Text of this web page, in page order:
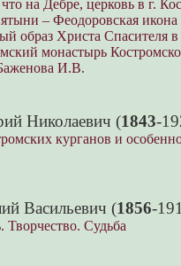
на Дебре, церковь в г.
– Феодоровская
образ Христа Спасителя
монастырь
И.В.
Николаевич (1843-
курганов и
Васильевич (1856-
Творчество. Судьба